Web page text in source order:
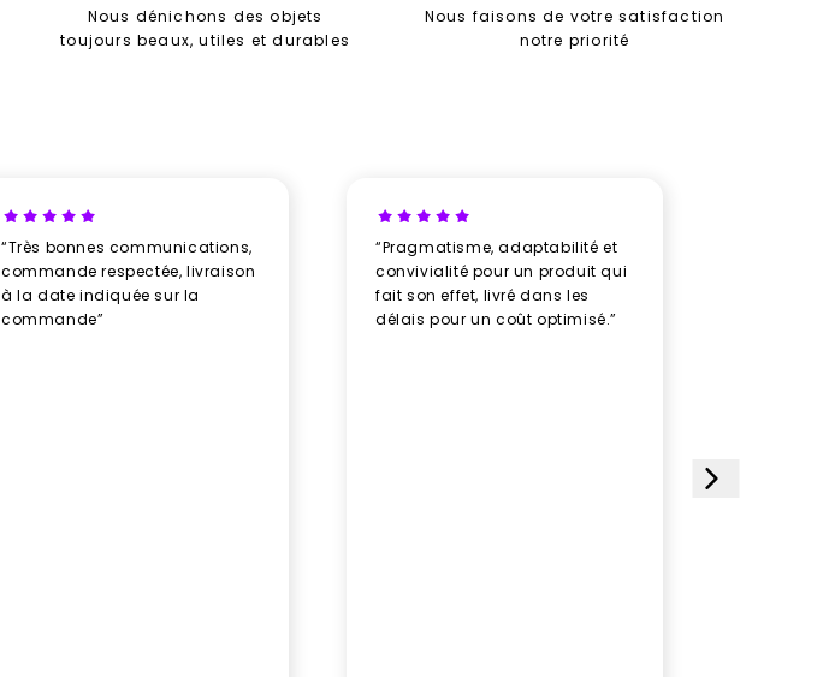
Nous dénichons des objets
toujours beaux, utiles et durables
Nous faisons de votre satisfaction
notre priorité
“Très bonnes communications,
commande respectée, livraison
à la date indiquée sur la
commande”
“Pragmatisme, adaptabilité et
convivialité pour un produit qui
fait son effet, livré dans les
délais pour un coût optimisé.”